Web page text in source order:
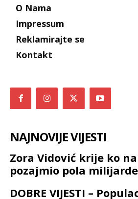
O Nama
Impressum
Reklamirajte se
Kontakt
NAJNOVIJE VIJESTI
Zora Vidović krije ko
pozajmio pola
DOBRE VIJESTI –